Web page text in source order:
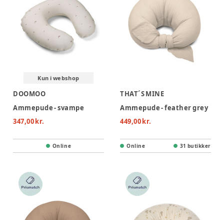
Kun i webshop
DOOMOO
Ammepude - svampe
347,00 kr.
Online
THAT´S MINE
Ammepude - feather grey
449,00 kr.
Online 31 butikker